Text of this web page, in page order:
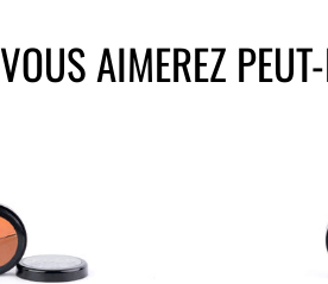
VOUS AIMEREZ